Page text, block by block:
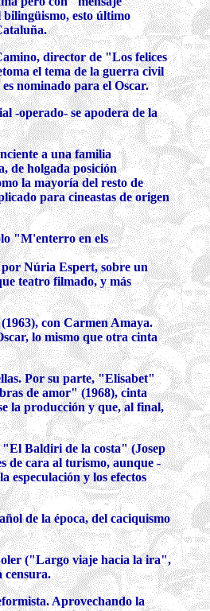
esto último
director de "Los felices
el tema de la guerra civil
nominado para el Oscar.
-operado- se apodera de la
a una familia
de holgada posición
la mayoría del resto de
para cineastas de origen
"M'enterro en els
Núria Espert, sobre un
teatro filmado, y más
con Carmen Amaya.
lo mismo que otra cinta
Por su parte, "Elisabet"
de amor" (1968), cinta
la producción y que, al final,
"El Baldiri de la costa" (Josep
de cara al turismo, aunque -
especulación y los efectos
de la época, del caciquismo
("Largo viaje hacia la ira",
censura.
Aprovechando la